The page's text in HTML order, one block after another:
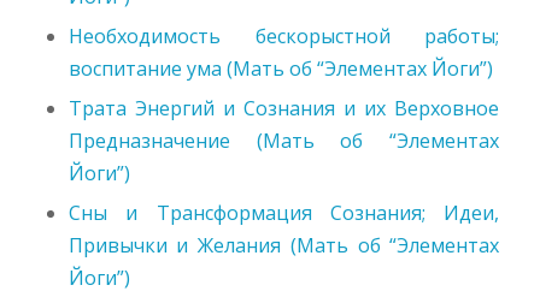
Необходимость бескорыстной работы;
воспитание ума (Мать об “Элементах Йоги”)
Трата Энергий и Сознания и их Верховное
Предназначение (Мать об “Элементах
Йоги”)
Сны и Трансформация Сознания; Идеи,
Привычки и Желания (Мать об “Элементах
Йоги”)